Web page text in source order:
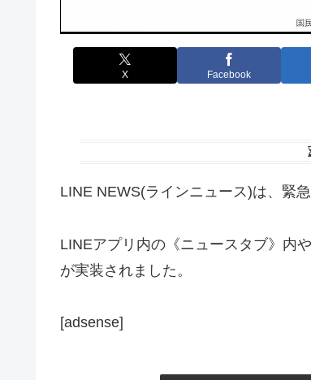
X Facebook
LINE NEWS(ラインニュース)は、緊
LINEアプリ内の《ニュースタブ》内
が実装されました。
[adsense]